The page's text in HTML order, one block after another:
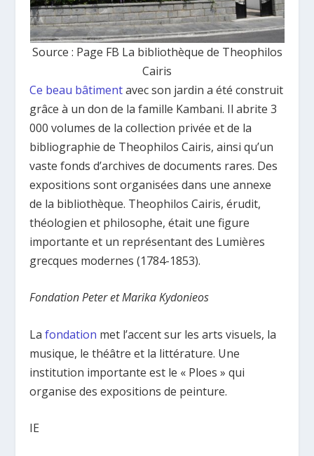
Source : Page FB La bibliothèque de Theophilos
Cairis
Ce beau bâtimentavec son jardin a été construit
grâce à un don de la famille Kambani. Il abrite 3
000 volumes de la collection privée et de la
bibliographie de Theophilos Cairis, ainsi qu’un
vaste fonds d’archives de documents rares. Des
expositions sont organisées dans une annexe
de la bibliothèque. Theophilos Cairis, érudit,
théologien et philosophe, était une figure
importante et un représentant des Lumières
grecques modernes (1784-1853).
Fondation Peter et Marika Kydonieos
Lafondation met l’accent sur les arts visuels, la
musique, le théâtre et la littérature. Une
institution importante est le « Ploes » qui
organise des expositions de peinture.
IE